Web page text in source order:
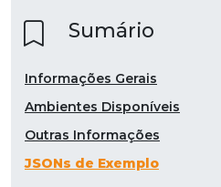
Sumário
Informações Gerais
Ambientes Disponíveis
Outras Informações
JSONs de Exemplo